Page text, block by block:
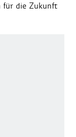
für die Zukunft